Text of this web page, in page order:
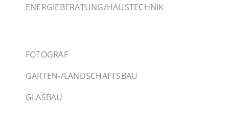
ENERGIEBERATUNG/HAUSTECHNIK
FOTOGRAF
GARTEN-/LANDSCHAFTSBAU
GLASBAU